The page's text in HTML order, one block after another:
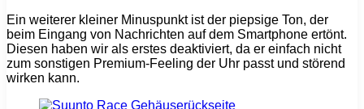
Ein weiterer kleiner Minuspunkt ist der piepsige Ton, der
beim Eingang von Nachrichten auf dem Smartphone ertönt.
Diesen haben wir als erstes deaktiviert, da er einfach nicht
zum sonstigen Premium-Feeling der Uhr passt und störend
wirken kann.